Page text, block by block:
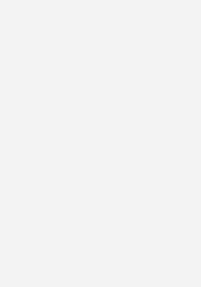
bin ich damit einverstanden, über
Angebote
und eine Abmeldung ist
zum Umgang mit Daten finden Sie